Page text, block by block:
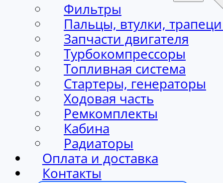
Фильтры
Пальцы, втулки,
Запчасти двигателя
Турбокомпрессоры
Топливная система
Стартеры, генераторы
Ходовая часть
Ремкомплекты
Кабина
Радиаторы
Оплата и доставка
Контакты